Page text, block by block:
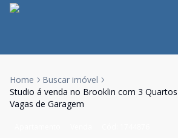
Home
Buscar imóvel
Studio á venda no Brooklin com 3
Vagas de Garagem